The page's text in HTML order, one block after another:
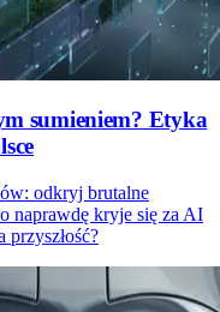
sumieniem? Etyka
odkryj brutalne
naprawdę kryje się za AI